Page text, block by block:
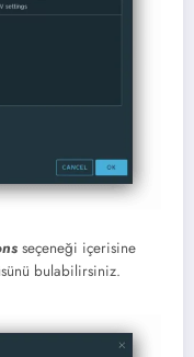
seçeneği içerisine
bulabilirsiniz.